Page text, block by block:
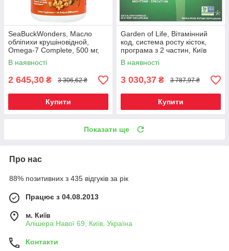
SeaBuckWonders, Масло
обліпихи крушіновідной,
Omega-7 Complete, 500 мг,
120 м'яких капсул, Київ
В наявності
2 645,30 ₴ 3 306,62 ₴
Купити
Garden of Life, Вітамінний
код, система росту кісток,
програма з 2 частин, Київ
В наявності
3 030,37 ₴ 3 787,97 ₴
Купити
Показати ще
Про нас
88% позитивних з 435 відгуків за рік
Працює з 04.08.2013
м. Київ
Алішера Навої 69, Київ, Україна
Контакти